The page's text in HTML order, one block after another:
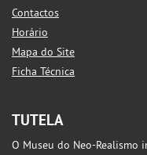
Contactos
Horário
Mapa do Site
Ficha Técnica
TUTELA
O Museu do Neo-Realismo